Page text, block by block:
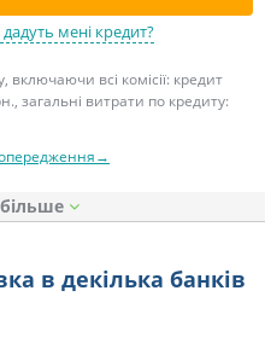
мені кредит?
включаючи всі комісії: кредит
загальні витрати по кредиту:
в декілька банків